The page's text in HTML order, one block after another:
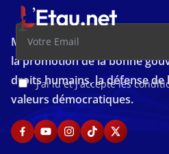
J'ai lu et j'accepte les
Média d'investigation ivoirien
la promotion de la bonne
droits humains, la défense de
valeurs démocratiques.